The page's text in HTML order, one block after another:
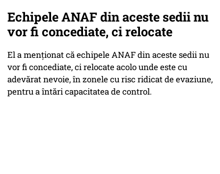
Echipele ANAF din aceste sedii nu
vor fi concediate, ci relocate
El a menţionat că echipele ANAF din aceste sedii nu
vor fi concediate, ci relocate acolo unde este cu
adevărat nevoie, în zonele cu risc ridicat de evaziune,
pentru a întări capacitatea de control.